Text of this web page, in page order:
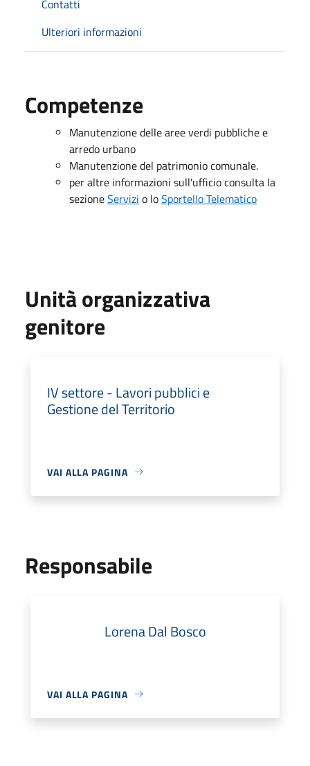
Contatti
Ulteriori informazioni
Competenze
Manutenzione delle aree verdi pubbliche e
arredo urbano
Manutenzione del patrimonio comunale.
per altre informazioni sull'ufficio consulta la
sezioneServizi o loSportello Telematico
Unità organizzativa
genitore
IV settore - Lavori pubblici e
Gestione del Territorio
VAI ALLA PAGINA
Responsabile
Lorena Dal Bosco
VAI ALLA PAGINA